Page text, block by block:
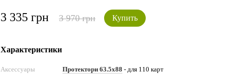
3 335 грн 3 970 грн Купить
Характеристики
Аксессуары Протектори 63.5x88 - для 110 карт